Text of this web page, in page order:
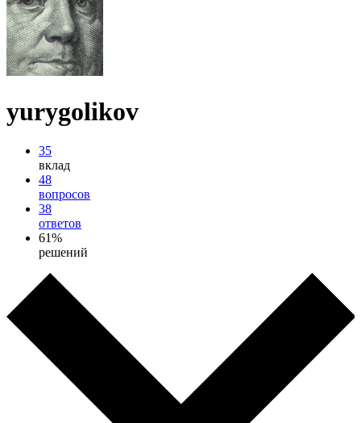
yurygolikov
35
вклад
48
вопросов
38
ответов
61%
решений